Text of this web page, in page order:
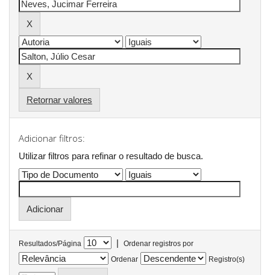
Retornar valores
Adicionar filtros:
Utilizar filtros para refinar o resultado de busca.
Resultados/Página |
Ordenar registros por
Ordenar
Registro(s)